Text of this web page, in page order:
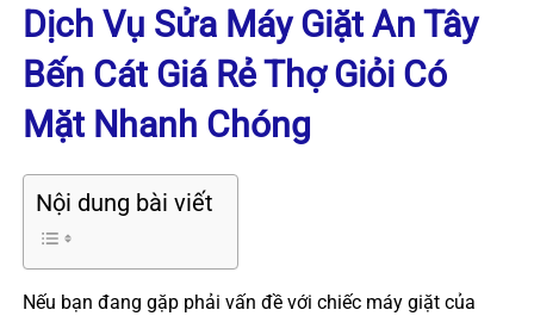
Dịch Vụ Sửa Máy Giặt An Tây
Bến Cát Giá Rẻ Thợ Giỏi Có
Mặt Nhanh Chóng
Nội dung bài viết
Nếu bạn đang gặp phải vấn đề với chiếc máy giặt của